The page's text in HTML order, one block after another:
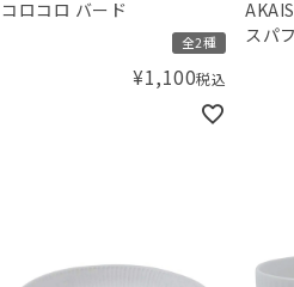
コロコロ バード
全2種
¥1,100税込
スパ